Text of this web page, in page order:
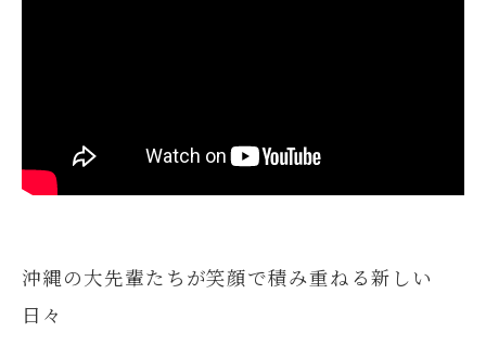
沖縄の大先輩たちが笑顔で積み重ねる新しい
日々